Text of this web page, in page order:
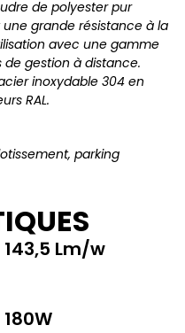
de polyester pur
grande résistance à la
avec une gamme
gestion à distance.
inoxydable 304 en
RAL.
parking
143,5 Lm/w
180W